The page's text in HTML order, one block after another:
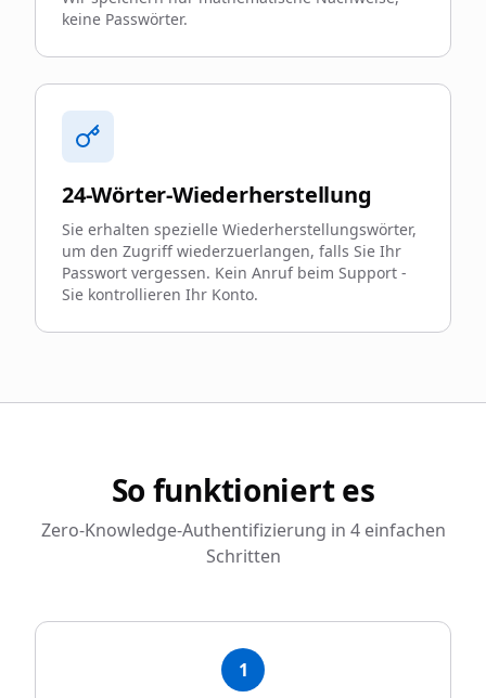
keine Passwörter.
24-Wörter-Wiederherstellung
Sie erhalten spezielle Wiederherstellungswörter,
um den Zugriff wiederzuerlangen, falls Sie Ihr
Passwort vergessen. Kein Anruf beim Support -
Sie kontrollieren Ihr Konto.
So funktioniert es
Zero-Knowledge-Authentifizierung in 4 einfachen
Schritten
1